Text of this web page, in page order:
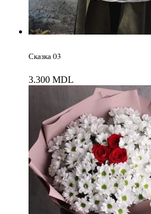
Сказка 03
3.300 MDL